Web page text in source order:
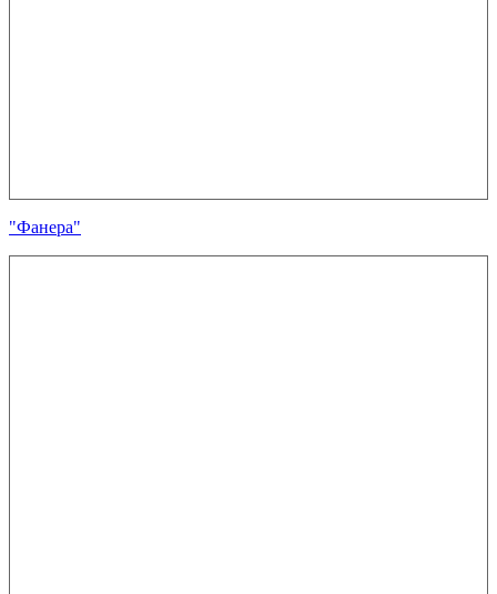
"Фанера"